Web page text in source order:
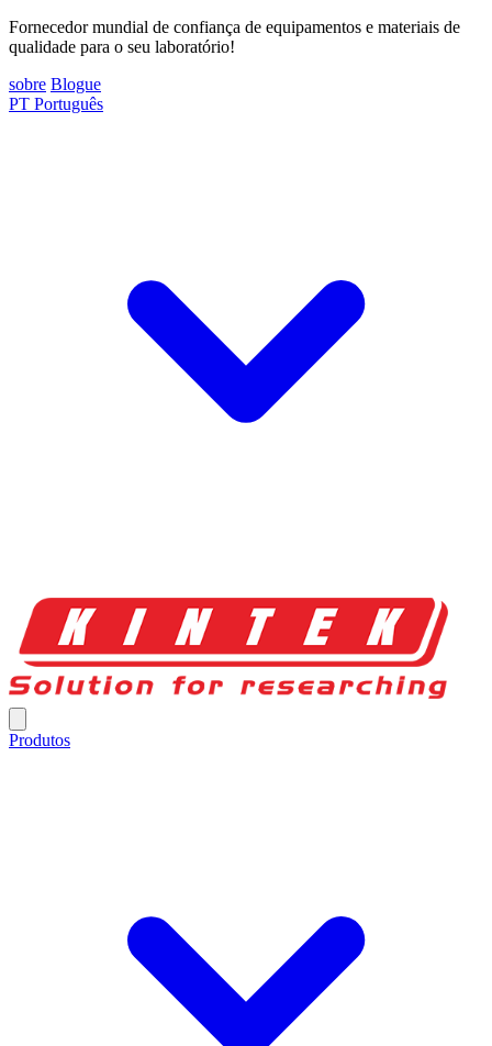
Fornecedor mundial de confiança de equipamentos e materiais de
qualidade para o seu laboratório!
sobre Blogue
PT Português
Produtos